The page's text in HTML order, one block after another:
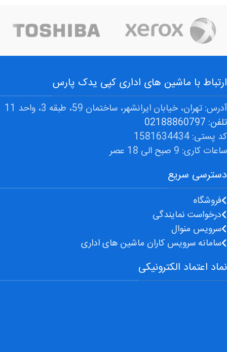
نماد اعتماد الکترونیکی
دسترسی سریع
فروشگاه
درخواست نمایندگی
سرویس منوال
سامانه سرویس کاران ماشین های اداری
ارتباط با ماشین های اداری کپی یدک پارس
آدرس: تهران، خیابان ایرانشهر، ساختمان 59، طبقه 3، واحد 11
تلفن: 02188860797
کد پستی: 1581634434
ساعات کاری: 9 صبح الی 18 عصر